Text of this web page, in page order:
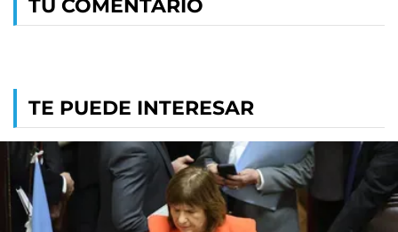
TU COMENTARIO
TE PUEDE INTERESAR